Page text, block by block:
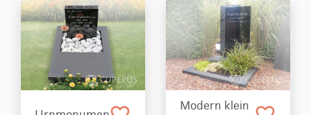
Modern klein